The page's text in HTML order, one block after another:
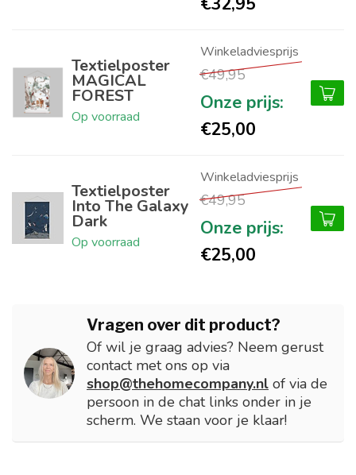
Textielposter
MAGICAL
FOREST
Op voorraad
€49,95
€25,00
Textielposter
Into The Galaxy
Dark
Op voorraad
€49,95
€25,00
Vragen over dit product?
Of wil je graag advies? Neem gerust
contact met ons op via
shop@thehomecompany.nl of via de
persoon in de chat links onder in je
scherm. We staan voor je klaar!